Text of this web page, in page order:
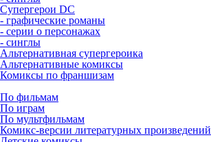
Супергерои DC
- графические романы
- серии о персонажах
- синглы
Альтернативная супергероика
Альтернативные комиксы
Комиксы по франшизам
По фильмам
По играм
По мультфильмам
Комикс-версии литературных произведений